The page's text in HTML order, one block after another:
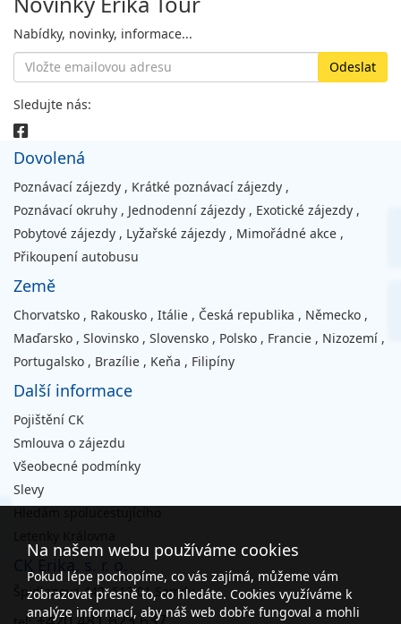
Nabídky, novinky, informace...
Sledujte nás:
Dovolená
Poznávací zájezdy , Krátké poznávací zájezdy ,
Poznávací okruhy , Jednodenní zájezdy , Exotické zájezdy ,
Pobytové zájezdy , Lyžařské zájezdy , Mimořádné akce ,
Přikoupení autobusu
Země
Chorvatsko , Rakousko , Itálie , Česká republika , Německo ,
Maďarsko , Slovinsko , Slovensko , Polsko , Francie , Nizozemí ,
Portugalsko , Brazílie , Keňa , Filipíny
Další informace
Pojištění CK
Smlouva o zájezdu
Všeobecné podmínky
Slevy
CK Erika, s. r. o.
Špidlenova 442, 513 01 Semily
Na našem webu používáme cookies
Pokud lépe pochopíme, co vás zajímá, můžeme vám
zobrazovat přesně to, co hledáte. Cookies využíváme k
analýze informací, aby náš web dobře fungoval a mohli